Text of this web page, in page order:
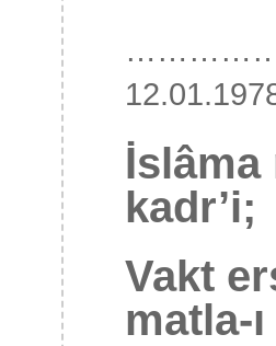
İslâma
kadr’i;
Vakt
matla-